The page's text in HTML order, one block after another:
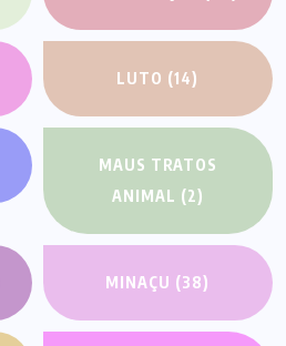
LUTO (14)
MAUS TRATOS
ANIMAL (2)
MINAÇU (38)